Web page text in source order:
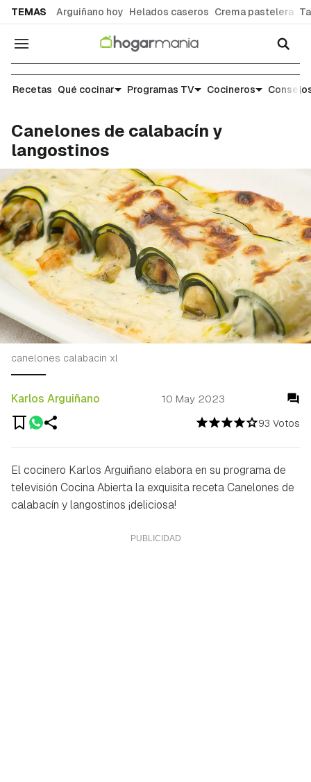
TEMAS Arguiñano hoy Helados caseros Crema pastelera
Navegación
Recetas
Recetas Qué cocinar Programas TV Cocineros
Canelones de calabacín y
langostinos
93 Votos
Karlos Arguiñano 10 May 2023
canelones calabacin xl
El cocinero Karlos Arguiñano elabora en su programa de
televisión Cocina Abierta la exquisita receta Canelones de
calabacín y langostinos ¡deliciosa!